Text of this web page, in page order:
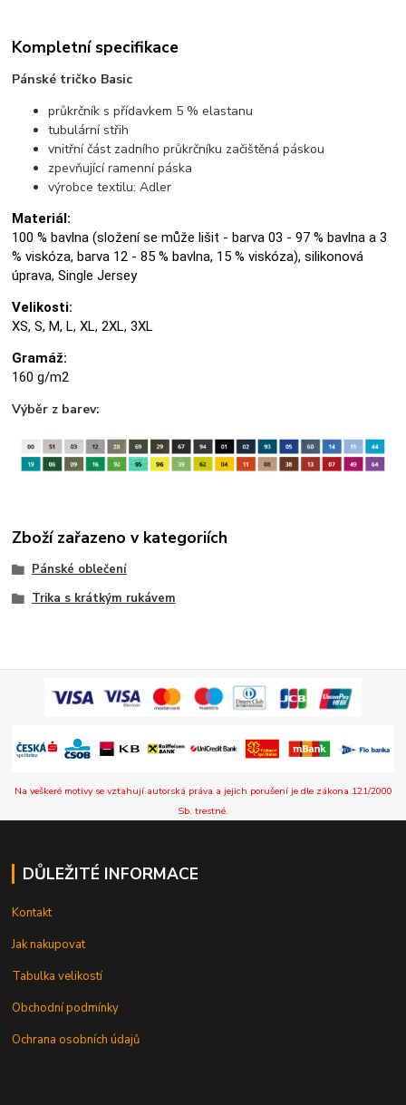
Kompletní specifikace
Pánské tričko Basic
průkrčník s přídavkem 5 % elastanu
tubulární střih
vnitřní část zadního průkrčníku začištěná páskou
zpevňující ramenní páska
výrobce textilu: Adler
Materiál:
100 % bavlna (složení se může lišit - barva 03 - 97 % bavlna a 3
% viskóza, barva 12 - 85 % bavlna, 15 % viskóza), silikonová
úprava, Single Jersey
Velikosti:
XS, S, M, L, XL, 2XL, 3XL
Gramáž:
160 g/m2
Výběr z barev:
Zboží zařazeno v kategoriích
Pánské oblečení
Trika s krátkým rukávem
Na veškeré motivy se vztahují autorská práva a jejich porušení je dle zákona 121/2000
Sb. trestné.
DŮLEŽITÉ INFORMACE
Kontakt
Jak nakupovat
Tabulka velikostí
Obchodní podmínky
Ochrana osobních údajů